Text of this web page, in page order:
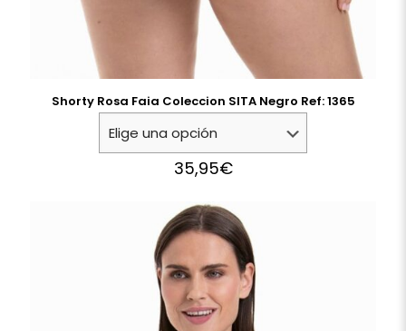
Shorty Rosa Faia Coleccion SITA Negro Ref: 1365
35,95€